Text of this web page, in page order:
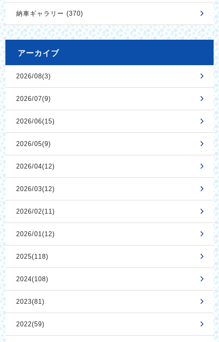
納車ギャラリー (370)
アーカイブ
2026/08(3)
2026/07(9)
2026/06(15)
2026/05(9)
2026/04(12)
2026/03(12)
2026/02(11)
2026/01(12)
2025(118)
2024(108)
2023(81)
2022(59)